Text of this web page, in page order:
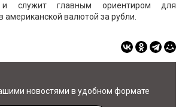
и служит главным ориентиром для
американской валютой за рубли.
новостями в удобном формате